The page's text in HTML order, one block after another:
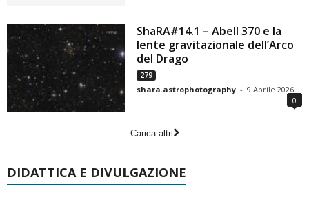
ShaRA#14.1 – Abell 370 e la
lente gravitazionale dell’Arco
del Drago
279
shara.astrophotography - 9 Aprile 2026
0
Carica altri
DIDATTICA E DIVULGAZIONE